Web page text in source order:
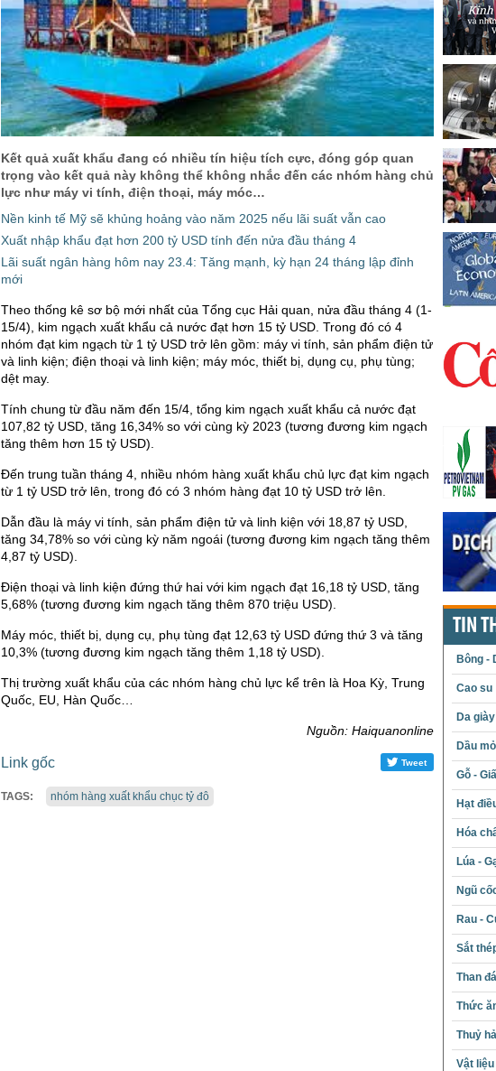
Kết quả xuất khẩu đang có nhiều tín hiệu tích cực, đóng góp quan
trọng vào kết quả này không thể không nhắc đến các nhóm hàng chủ
lực như máy vi tính, điện thoại, máy móc…
Nền kinh tế Mỹ sẽ khủng hoảng vào năm 2025 nếu lãi suất vẫn cao
Xuất nhập khẩu đạt hơn 200 tỷ USD tính đến nửa đầu tháng 4
Lãi suất ngân hàng hôm nay 23.4: Tăng mạnh, kỳ hạn 24 tháng lập đỉnh
mới
Theo thống kê sơ bộ mới nhất của Tổng cục Hải quan, nửa đầu tháng 4 (1-
15/4), kim ngạch xuất khẩu cả nước đạt hơn 15 tỷ USD. Trong đó có 4
nhóm đạt kim ngạch từ 1 tỷ USD trở lên gồm: máy vi tính, sản phẩm điện tử
và linh kiện; điện thoại và linh kiện; máy móc, thiết bị, dụng cụ, phụ tùng;
dệt may.
Tính chung từ đầu năm đến 15/4, tổng kim ngạch xuất khẩu cả nước đạt
107,82 tỷ USD, tăng 16,34% so với cùng kỳ 2023 (tương đương kim ngạch
tăng thêm hơn 15 tỷ USD).
Đến trung tuần tháng 4, nhiều nhóm hàng xuất khẩu chủ lực đạt kim ngạch
từ 1 tỷ USD trở lên, trong đó có 3 nhóm hàng đạt 10 tỷ USD trở lên.
Dẫn đầu là máy vi tính, sản phẩm điện tử và linh kiện với 18,87 tỷ USD,
tăng 34,78% so với cùng kỳ năm ngoái (tương đương kim ngạch tăng thêm
4,87 tỷ USD).
Điện thoại và linh kiện đứng thứ hai với kim ngạch đạt 16,18 tỷ USD, tăng
5,68% (tương đương kim ngạch tăng thêm 870 triệu USD).
Máy móc, thiết bị, dụng cụ, phụ tùng đạt 12,63 tỷ USD đứng thứ 3 và tăng
10,3% (tương đương kim ngạch tăng thêm 1,18 tỷ USD).
Thị trường xuất khẩu của các nhóm hàng chủ lực kể trên là Hoa Kỳ, Trung
Quốc, EU, Hàn Quốc…
Nguồn: Haiquanonline
Link gốc Tweet
TAGS: nhóm hàng xuất khẩu chục tỷ đô
TIN
Bông -
Cao su
Da giày
Dầu
Gỗ -
Hạt
Hóa
Lúa -
Ngũ
Rau -
Sắt
Than đá
Thức
Thuỷ
Vật